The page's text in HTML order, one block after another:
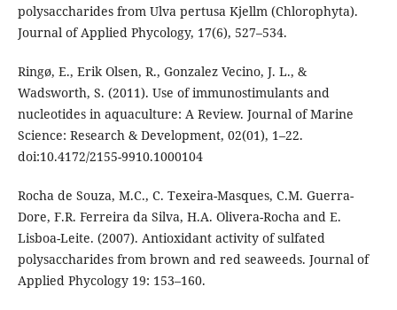
polysaccharides from Ulva pertusa Kjellm (Chlorophyta).
Journal of Applied Phycology, 17(6), 527–534.
Ringø, E., Erik Olsen, R., Gonzalez Vecino, J. L., &
Wadsworth, S. (2011). Use of immunostimulants and
nucleotides in aquaculture: A Review. Journal of Marine
Science: Research & Development, 02(01), 1–22.
doi:10.4172/2155-9910.1000104
Rocha de Souza, M.C., C. Texeira-Masques, C.M. Guerra-
Dore, F.R. Ferreira da Silva, H.A. Olivera-Rocha and E.
Lisboa-Leite. (2007). Antioxidant activity of sulfated
polysaccharides from brown and red seaweeds. Journal of
Applied Phycology 19: 153–160.